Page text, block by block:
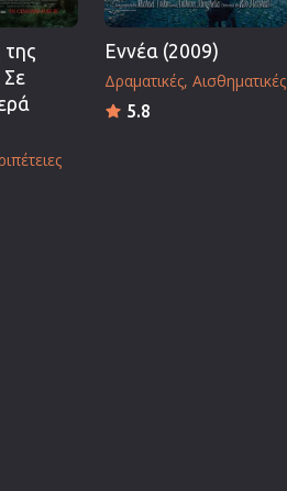
της
Σε
Εννέα (2009)
Δραματικές Αισθηματικές
5.8